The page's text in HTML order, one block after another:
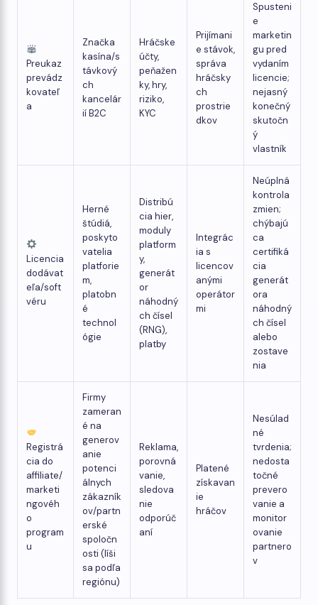
Preukaz
prevádz
kovateľ
a
Značka
kasína/s
távkový
ch
kancelár
ií B2C
Hráčske
účty,
peňažen
ky, hry,
riziko,
KYC
Prijímani
e stávok,
správa
hráčsky
ch
prostrie
dkov
Spusteni
e
marketin
gu pred
vydaním
licencie;
nejasný
konečný
skutočn
ý
vlastník
Licencia
dodávat
eľa/soft
véru
Herné
štúdiá,
poskyto
vatelia
platforie
m,
platobn
é
technol
ógie
Distribú
cia hier,
moduly
platform
y,
generát
or
náhodný
ch čísel
(RNG),
platby
Integrác
ia s
licencov
anými
operátor
mi
Neúplná
kontrola
zmien;
chýbajú
ca
certifiká
cia
generát
ora
náhodný
ch čísel
alebo
zostave
nia
Registrá
cia do
affiliate/
marketi
ngovéh
o
program
u
Firmy
zameran
é na
generov
anie
potenci
álnych
zákazník
ov/partn
erské
spoločn
osti (líši
sa podľa
regiónu)
Reklama,
porovná
vanie,
sledova
nie
odporúč
aní
Platené
získavan
ie
hráčov
Nesúlad
né
tvrdenia;
nedosta
točné
prevero
vanie a
monitor
ovanie
partnero
v